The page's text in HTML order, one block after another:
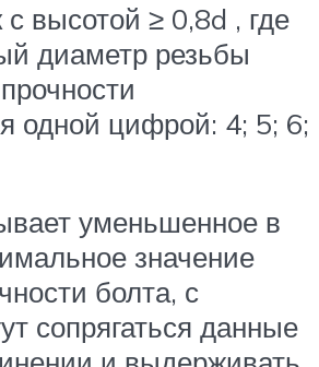
с высотой ≥ 0,8d , где
диаметр резьбы
одной цифрой: 4; 5; 6;
уменьшенное в
значение
болта, с
сопрягаться данные